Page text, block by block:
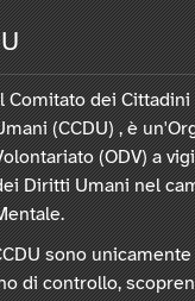
Comitato dei
(CCDU) , è
(ODV) a
Diritti Umani nel
sono
di controllo,